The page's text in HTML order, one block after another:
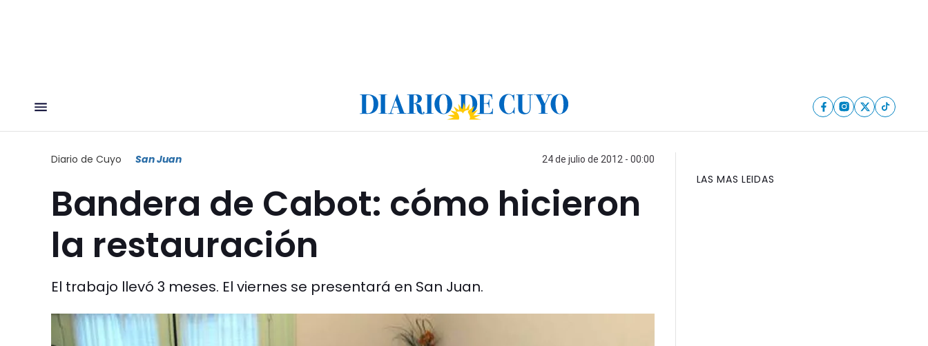
Diario de Cuyo San Juan 24 de julio de 2012 - 00:00
Bandera de Cabot: cómo hicieron
la restauración
El trabajo llevó 3 meses. El viernes se presentará en San Juan.
LAS MAS LEIDAS